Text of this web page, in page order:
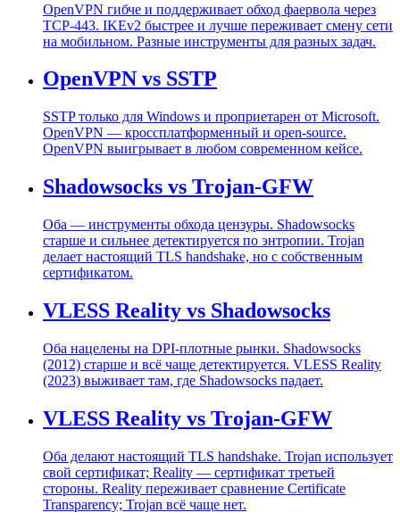
OpenVPN гибче и поддерживает обход фаервола через
TCP-443. IKEv2 быстрее и лучше переживает смену сети
на мобильном. Разные инструменты для разных задач.
OpenVPN vs SSTP
SSTP только для Windows и проприетарен от Microsoft.
OpenVPN — кроссплатформенный и open-source.
OpenVPN выигрывает в любом современном кейсе.
Shadowsocks vs Trojan-GFW
Оба — инструменты обхода цензуры. Shadowsocks
старше и сильнее детектируется по энтропии. Trojan
делает настоящий TLS handshake, но с собственным
сертификатом.
VLESS Reality vs Shadowsocks
Оба нацелены на DPI-плотные рынки. Shadowsocks
(2012) старше и всё чаще детектируется. VLESS Reality
(2023) выживает там, где Shadowsocks падает.
VLESS Reality vs Trojan-GFW
Оба делают настоящий TLS handshake. Trojan использует
свой сертификат; Reality — сертификат третьей
стороны. Reality переживает сравнение Certificate
Transparency; Trojan всё чаще нет.